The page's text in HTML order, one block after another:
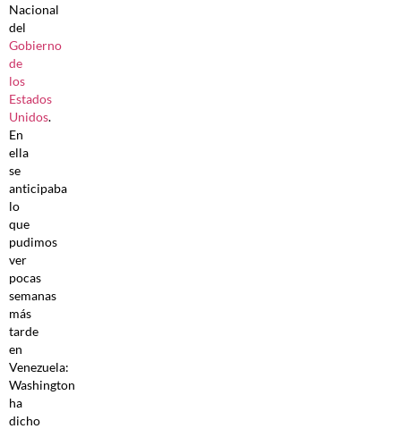
Nacional
del
Gobierno
de
los
Estados
Unidos.
En
ella
se
anticipaba
lo
que
pudimos
ver
pocas
semanas
más
tarde
en
Venezuela:
Washington
ha
dicho